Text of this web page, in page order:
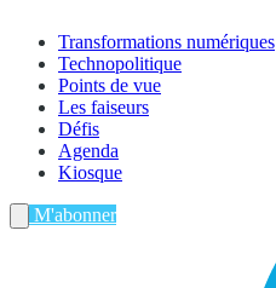
Transformations numériques
Technopolitique
Points de vue
Les faiseurs
Défis
Agenda
Kiosque
M'abonner